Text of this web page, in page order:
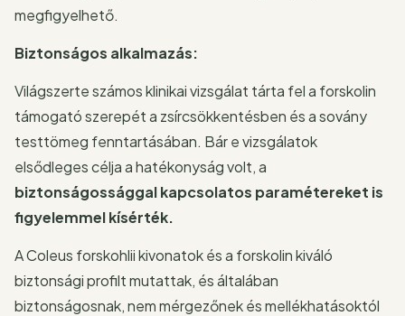
megfigyelhető.
Biztonságos alkalmazás:
Világszerte számos klinikai vizsgálat tárta fel a forskolin
támogató szerepét a zsírcsökkentésben és a sovány
testtömeg fenntartásában. Bár e vizsgálatok
elsődleges célja a hatékonyság volt, a
biztonságossággal kapcsolatos paramétereket is
figyelemmel kísérték.
A Coleus forskohlii kivonatok és a forskolin kiváló
biztonsági profilt mutattak, és általában
biztonságosnak, nem mérgezőnek és mellékhatásoktól